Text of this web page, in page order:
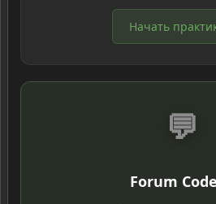
Начать
💬
Forum